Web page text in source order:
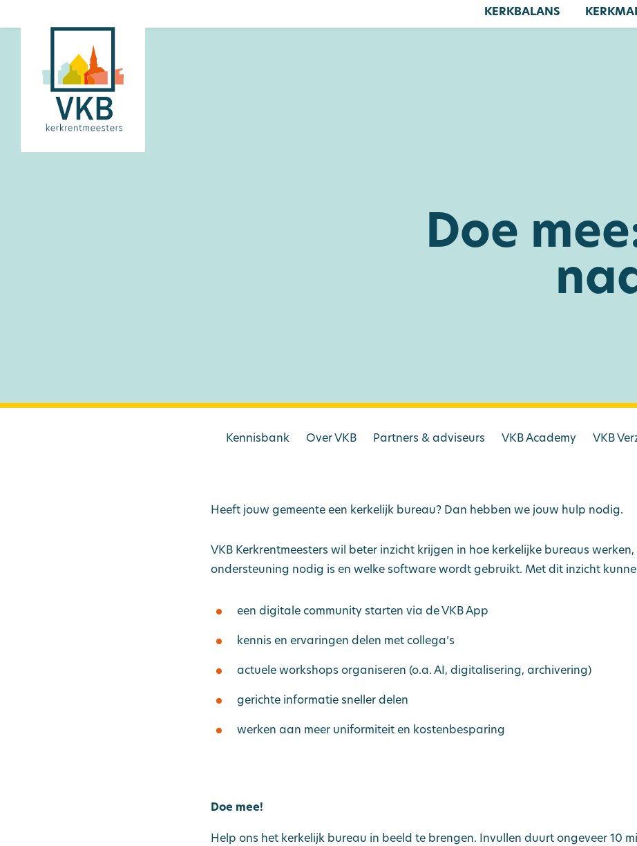
KERKBALANS
Doe
Kennisbank Over VKB Partners & adviseurs VKB Academy VKB
Heeft jouw gemeente een kerkelijk bureau? Dan hebben we jouw hulp nodig.
VKB Kerkrentmeesters wil beter inzicht krijgen in hoe kerkelijke bureaus werken,
ondersteuning nodig is en welke software wordt gebruikt. Met dit inzicht
een digitale community starten via de VKB App
kennis en ervaringen delen met collega’s
actuele workshops organiseren (o.a. AI, digitalisering, archivering)
gerichte informatie sneller delen
werken aan meer uniformiteit en kostenbesparing
Doe mee!
Help ons het kerkelijk bureau in beeld te brengen. Invullen duurt ongeveer 10